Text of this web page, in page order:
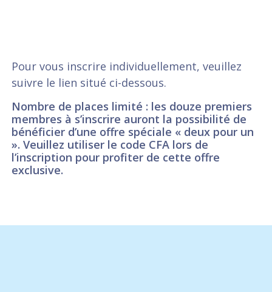
Pour vous inscrire individuellement, veuillez
suivre le lien situé ci-dessous.
Nombre de places limité : les douze premiers
membres à s’inscrire auront la possibilité de
bénéficier d’une offre spéciale « deux pour un
». Veuillez utiliser le code CFA lors de
l’inscription pour profiter de cette offre
exclusive.